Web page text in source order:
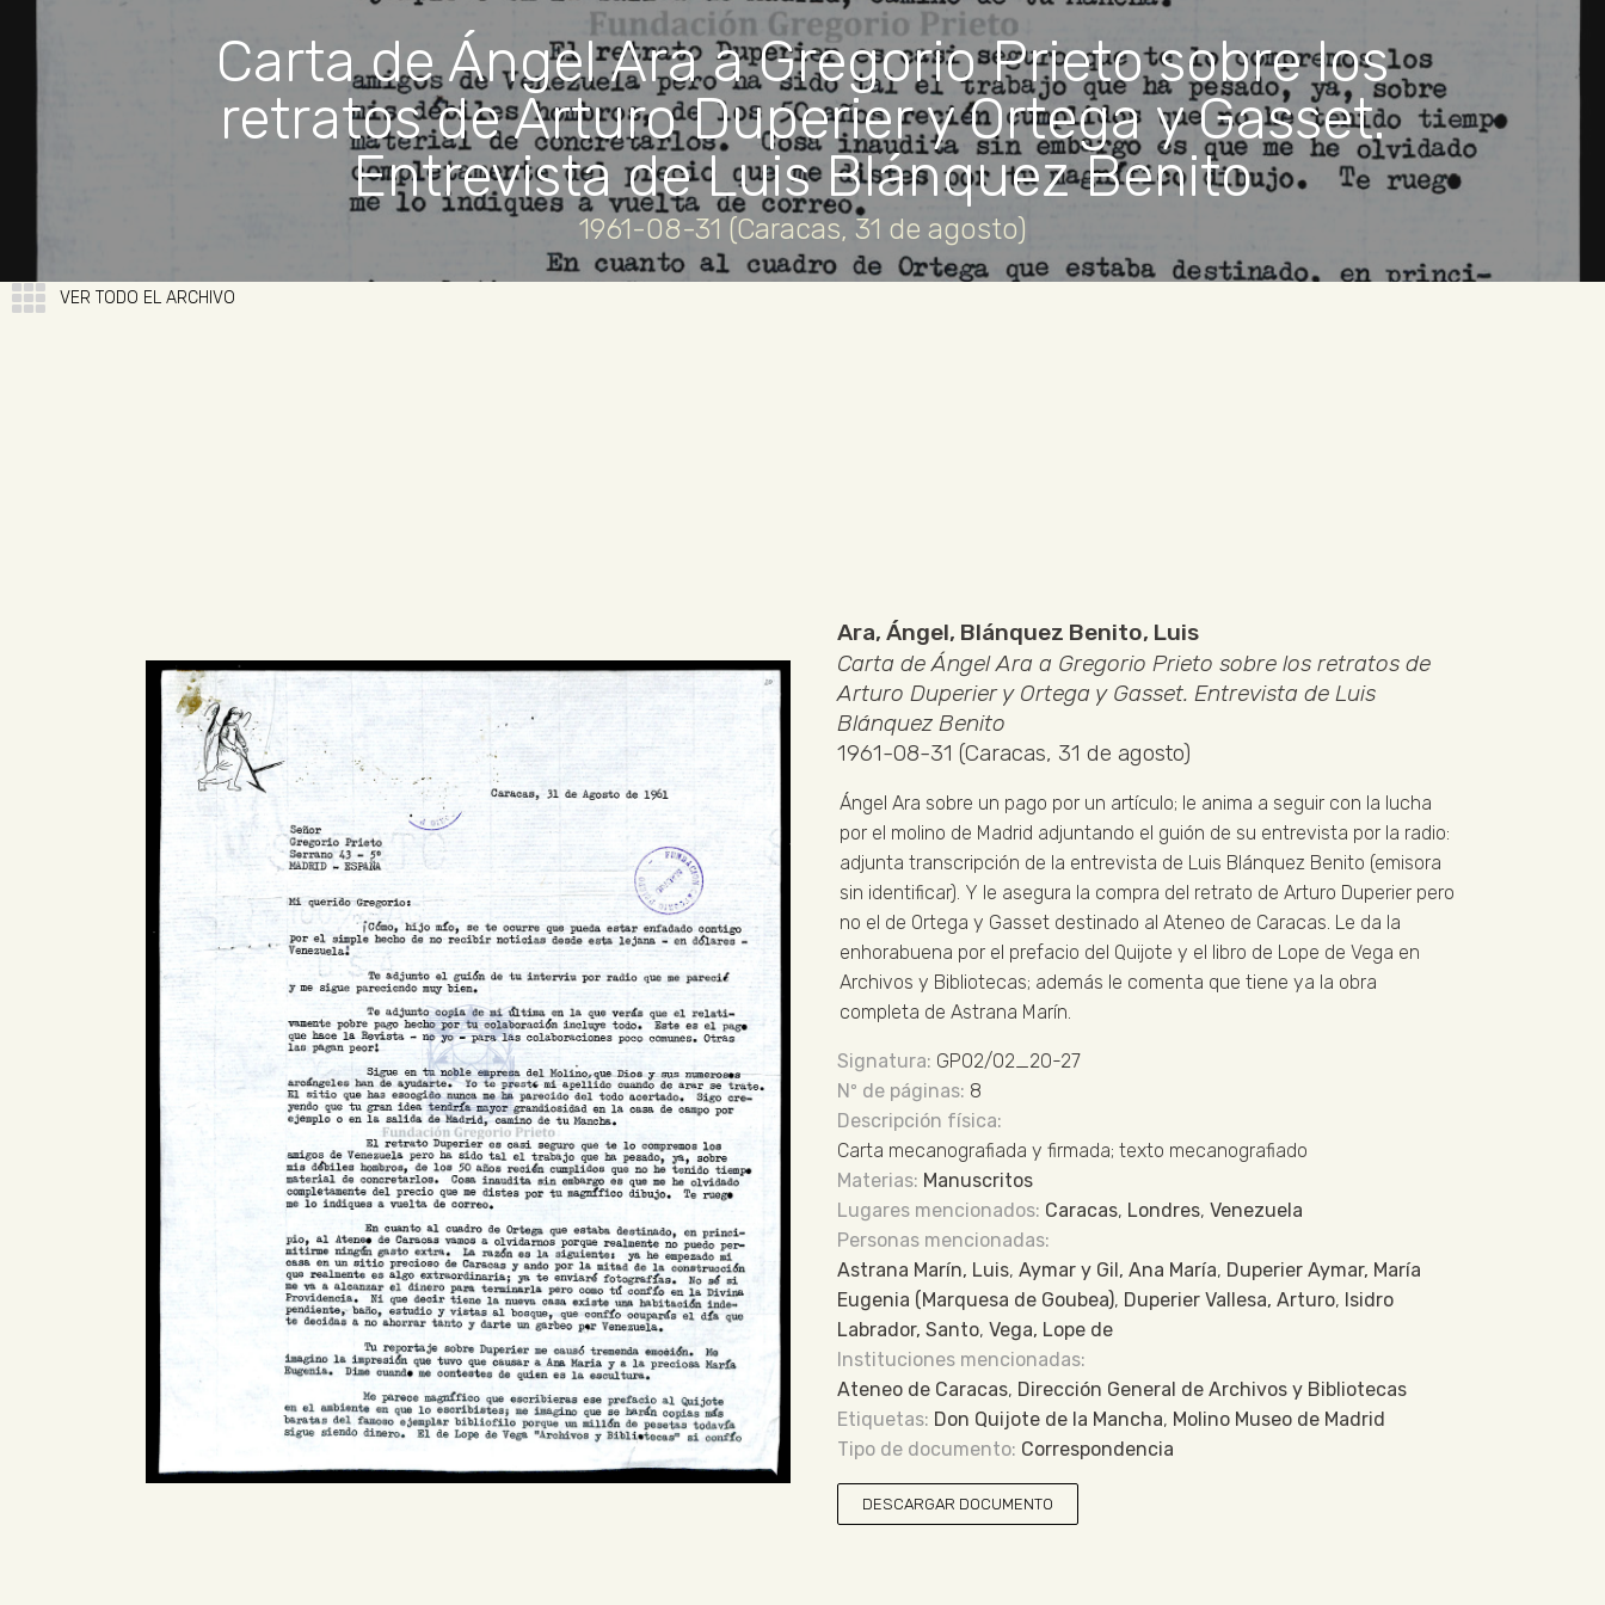
Carta de Ángel Ara a Gregorio Prieto sobre los
retratos de Arturo Duperier y Ortega y Gasset.
Entrevista de Luis Blánquez Benito
1961-08-31 (Caracas, 31 de agosto)
VER TODO EL ARCHIVO
Ara, Ángel, Blánquez Benito, Luis
Carta de Ángel Ara a Gregorio Prieto sobre los retratos de
Arturo Duperier y Ortega y Gasset. Entrevista de Luis
Blánquez Benito
1961-08-31 (Caracas, 31 de agosto)
Ángel Ara sobre un pago por un artículo; le anima a seguir con la lucha
por el molino de Madrid adjuntando el guión de su entrevista por la radio:
adjunta transcripción de la entrevista de Luis Blánquez Benito (emisora
sin identificar). Y le asegura la compra del retrato de Arturo Duperier pero
no el de Ortega y Gasset destinado al Ateneo de Caracas. Le da la
enhorabuena por el prefacio del Quijote y el libro de Lope de Vega en
Archivos y Bibliotecas; además le comenta que tiene ya la obra
completa de Astrana Marín.
GP02/02_20-27
8
Carta mecanografiada y firmada; texto mecanografiado
Manuscritos
Caracas, Londres,Venezuela
Astrana Marín, Luis,Aymar y Gil, Ana María, Duperier Aymar, María
Eugenia (Marquesa de Goubea), Duperier Vallesa, Arturo, Isidro
Labrador, Santo,Vega, Lope de
Ateneo de Caracas, Dirección General de Archivos y Bibliotecas
Don Quijote de la Mancha, Molino Museo de Madrid
Correspondencia
DESCARGAR DOCUMENTO